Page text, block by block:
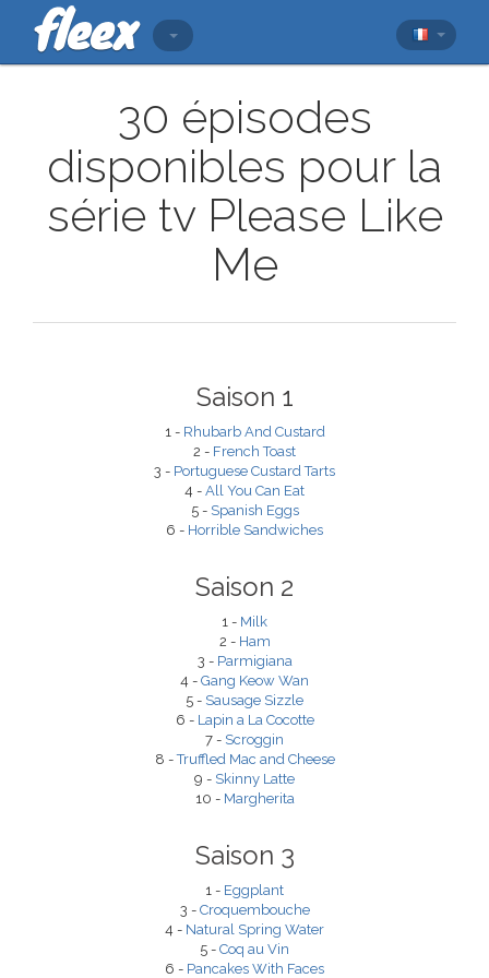
30 épisodes
disponibles pour la
série tv Please Like
Me
Saison 1
1 - Rhubarb And Custard
2 - French Toast
3 - Portuguese Custard Tarts
4 - All You Can Eat
5 - Spanish Eggs
6 - Horrible Sandwiches
Saison 2
1 - Milk
2 - Ham
3 - Parmigiana
4 - Gang Keow Wan
5 - Sausage Sizzle
6 - Lapin a La Cocotte
7 - Scroggin
8 -Truffled Mac and Cheese
9 - Skinny Latte
10 - Margherita
Saison 3
1 - Eggplant
3 - Croquembouche
4 - Natural Spring Water
5 - Coq au Vin
6 - Pancakes With Faces